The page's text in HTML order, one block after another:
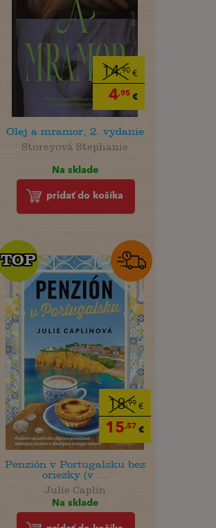
14,90€
4,95€
Olej a mramor, 2. vydanie
Storeyová Stephanie
Na sklade
pridať do košíka
18,99 €
15,57 €
TOP
TOP
Penzión v Portugalsku bez
oriezky (v ...
Julie Caplin
Na sklade